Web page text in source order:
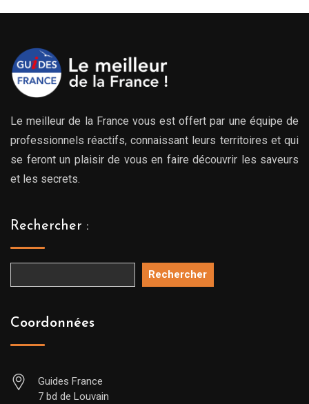
Le meilleur de la France vous est offert par une équipe de
professionnels réactifs, connaissant leurs territoires et qui
se feront un plaisir de vous en faire découvrir les saveurs
et les secrets.
Rechercher :
Rechercher
Coordonnées
Guides France
7 bd de Louvain